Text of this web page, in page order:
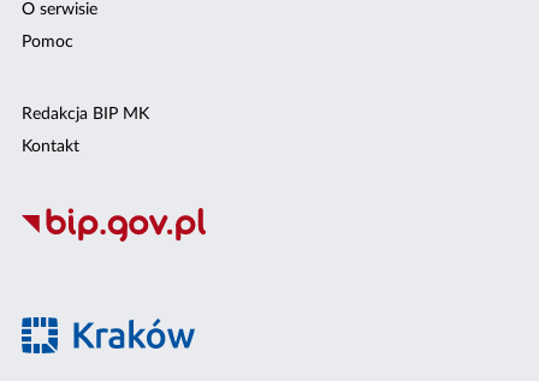
O serwisie
Pomoc
Redakcja BIP MK
Kontakt